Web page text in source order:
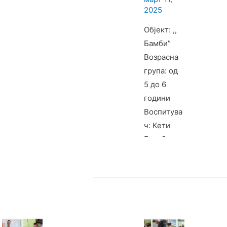
2025
Објект: ,,
Бамби”
Возрасна
група: од
5 до 6
години
Воспитува
ч: Кети
Голубовск